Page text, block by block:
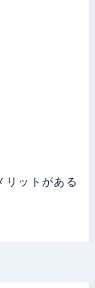
リットがある